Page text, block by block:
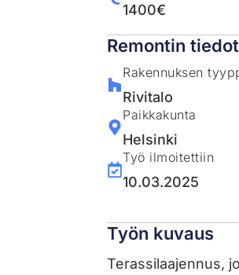
1400€
Remontin tiedot
Rakennuksen
Rivitalo
Paikkakunta
Helsinki
Työ ilmoitettiin
10.03.2025
Työn kuvaus
Terassilaajennus,